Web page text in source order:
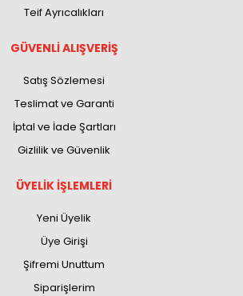
Teif Ayrıcalıkları
GÜVENLİ ALIŞVERİŞ
Satış Sözlemesi
Teslimat ve Garanti
İptal ve İade Şartları
Gizlilik ve Güvenlik
ÜYELİK İŞLEMLERİ
Yeni Üyelik
Üye Girişi
Şifremi Unuttum
Siparişlerim